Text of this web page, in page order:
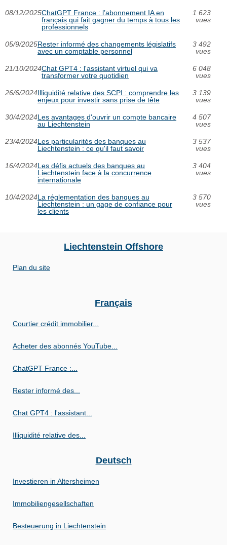
08/12/2025ChatGPT France : l’abonnement IA en
français qui fait gagner du temps à tous les
professionnels
1 623
vues
05/9/2025Rester informé des changements législatifs
avec un comptable personnel
3 492
vues
21/10/2024Chat GPT4 : l'assistant virtuel qui va
transformer votre quotidien
6 048
vues
26/6/2024Illiquidité relative des SCPI : comprendre les
enjeux pour investir sans prise de tête
3 139
vues
30/4/2024Les avantages d'ouvrir un compte bancaire
au Liechtenstein
4 507
vues
23/4/2024Les particularités des banques au
Liechtenstein : ce qu'il faut savoir
3 537
vues
16/4/2024Les défis actuels des banques au
Liechtenstein face à la concurrence
internationale
3 404
vues
10/4/2024La réglementation des banques au
Liechtenstein : un gage de confiance pour
les clients
3 570
vues
Liechtenstein Offshore
Plan du site
Français
Courtier crédit immobilier...
Acheter des abonnés YouTube...
ChatGPT France :...
Rester informé des...
Chat GPT4 : l'assistant...
Illiquidité relative des...
Deutsch
Investieren in Altersheimen
Immobiliengesellschaften
Besteuerung in Liechtenstein